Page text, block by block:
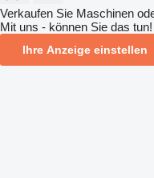
Verkaufen Sie Maschinen
Mit uns - können Sie das tun!
Ihre Anzeige einstellen